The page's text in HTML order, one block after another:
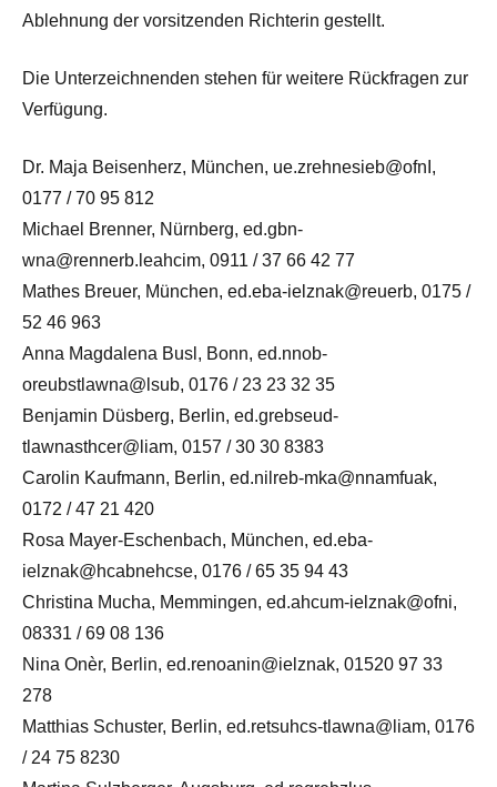
Ablehnung der vorsitzenden Richterin gestellt.
Die Unterzeichnenden stehen für weitere Rückfragen zur
Verfügung.
Dr. Maja Beisenherz, München, ue.zrehnesieb@ofnI,
0177 / 70 95 812
Michael Brenner, Nürnberg, ed.gbn-
wna@rennerb.leahcim, 0911 / 37 66 42 77
Mathes Breuer, München, ed.eba-ielznak@reuerb, 0175 /
52 46 963
Anna Magdalena Busl, Bonn, ed.nnob-
oreubstlawna@lsub, 0176 / 23 23 32 35
Benjamin Düsberg, Berlin, ed.grebseud-
tlawnasthcer@liam, 0157 / 30 30 8383
Carolin Kaufmann, Berlin, ed.nilreb-mka@nnamfuak,
0172 / 47 21 420
Rosa Mayer-Eschenbach, München, ed.eba-
ielznak@hcabnehcse, 0176 / 65 35 94 43
Christina Mucha, Memmingen, ed.ahcum-ielznak@ofni,
08331 / 69 08 136
Nina Onèr, Berlin, ed.renoanin@ielznak, 01520 97 33
278
Matthias Schuster, Berlin, ed.retsuhcs-tlawna@liam, 0176
/ 24 75 8230